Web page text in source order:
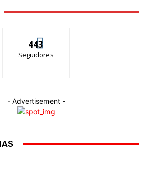
443
Seguidores
- Advertisement -